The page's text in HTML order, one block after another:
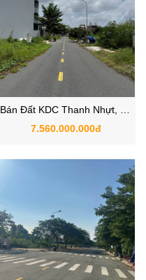
Bán Đất KDC Thanh Nhựt, Xã
Nhà Bè, TP.HCM
7.560.000.000đ